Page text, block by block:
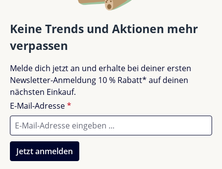
Entwicklungsunterstützung für Kinder
Dieser Scooter fördert Gleichgewicht und motorische
für Kinder, ihre Koordinationsfähigkeit spielerisch zu
Märchenhafte Abenteuer erwarten
dich
Mit dem Mini Micro Deluxe Fairy Glitter/ Galaxy Glitter
LED Scooter wird jedes Kind ermutigt, seine
Umgebung aktiv und mit viel Freude zu erkunden. Ein
Keine Bewertungen gefunden. Teile deine
Erfahrungen mit anderen.
Keine Trends und Aktionen mehr
verpassen
Melde dich jetzt an und erhalte bei deiner ersten
Newsletter-Anmeldung 10 % Rabatt* auf deinen
nächsten Einkauf.
E-Mail-Adresse*
Jetzt anmelden